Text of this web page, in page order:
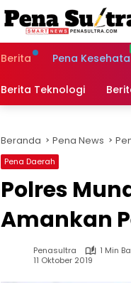
Berita
Pena
Berita Teknologi
Beranda Pena News
Pena Daerah
Polres
Amankan
Penasultra
1 Min
11 Oktober 2019